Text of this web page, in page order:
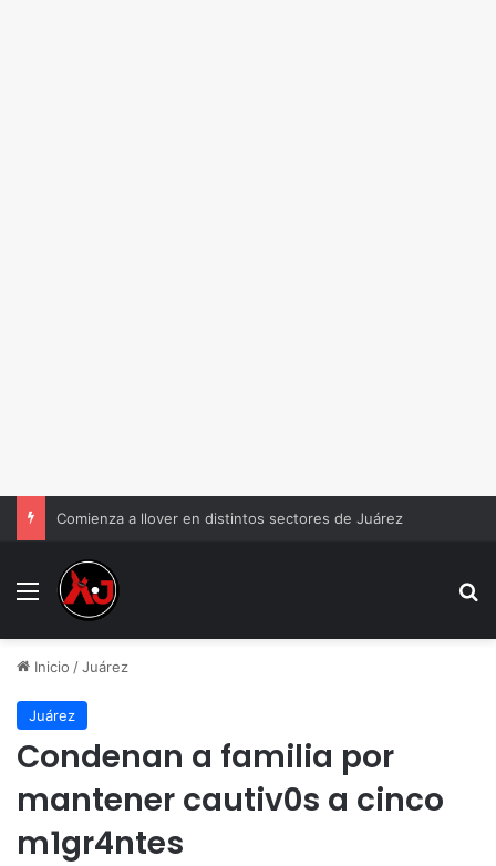
Comienza a llover en distintos sectores de Juárez
Menu
Inicio /Juárez
Juárez
Condenan a familia por
mantener cautiv0s a cinco
m1gr4ntes